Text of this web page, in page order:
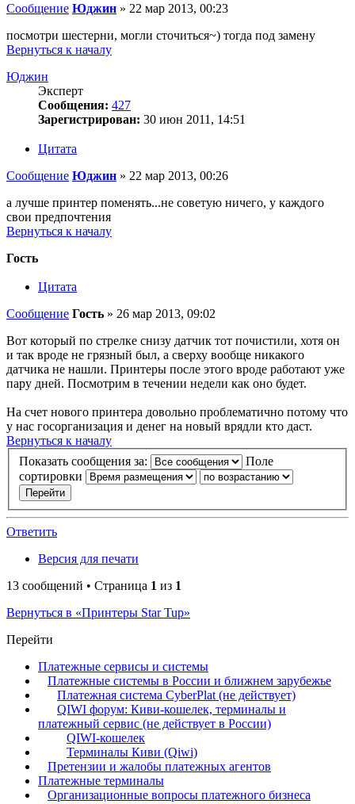
Сообщение Юджин » 22 мар 2013, 00:23
посмотри шестерни, могли сточиться~) тогда под замену
Вернуться к началу
Юджин
Эксперт
Сообщения: 427
Зарегистрирован: 30 июн 2011, 14:51
Цитата
Сообщение Юджин » 22 мар 2013, 00:26
а лучше принтер поменять...не советую ничего, у каждого
свои предпочтения
Вернуться к началу
Гость
Цитата
Сообщение Гость » 26 мар 2013, 09:02
Вот который по стрелке снизу датчик тот почистили, хотя он
и так вроде не грязный был, а сверху вообще никакого
датчика не нашли. Принтеры после этого вроде работают уже
пару дней. Посмотрим в течении недели как оно будет.
На счет нового принтера довольно проблематично потому что
у нас госорганизация и денег на новый врядли кто даст.
Вернуться к началу
Показать сообщения за:
Поле
сортировки
Ответить
Версия для печати
13 сообщений • Страница 1 из 1
Вернуться в «Принтеры Star Tup»
Перейти
Платежные сервисы и системы
Платежные системы в России и ближнем зарубежье
Платежная система CyberPlat (не действует)
QIWI форум: Киви-кошелек, терминалы и
платежный сервис (не действует в России)
QIWI-кошелек
Терминалы Киви (Qiwi)
Претензии и жалобы платежных агентов
Платежные терминалы
Организационные вопросы платежного бизнеса